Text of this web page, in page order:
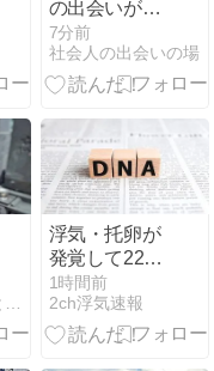
の出会いが夏
限定の恋に発
展しやすい理
由は、この3
7分前
社会人の出会いの場
清楚な文華のひとりごと
浮気・托卵が
発覚して22年
も騙されてた
1時間前
2ch浮気速報